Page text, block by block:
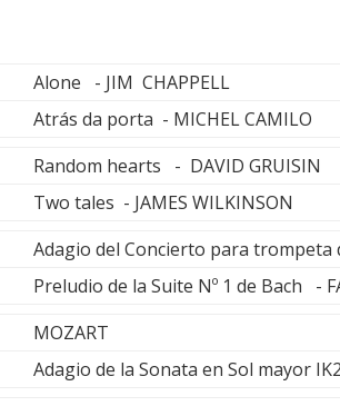
Alone - JIM CHAPPELL
Atrás da porta - MICHEL CAMILO
Random hearts - DAVID GRUISIN
Two tales - JAMES WILKINSON
Adagio del Concierto para trompeta
Preludio de la Suite Nº 1 de Bach -
MOZART
Adagio de la Sonata en Sol mayor